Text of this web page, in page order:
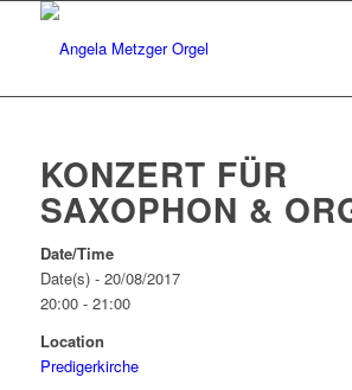
KONZERT FÜR
SAXOPHON &
Date/Time
Date(s) - 20/08/2017
20:00 - 21:00
Location
Predigerkirche